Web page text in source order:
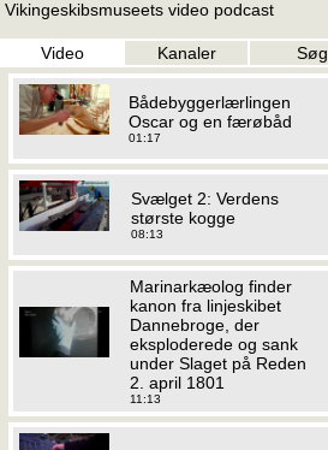
Vikingeskibsmuseets video podcast
Video Kanaler Søg
Bådebyggerlærlingen
Oscar og en færøbåd
01:17
Svælget 2: Verdens
største kogge
08:13
Marinarkæolog finder
kanon fra linjeskibet
Dannebroge, der
eksploderede og sank
under Slaget på Reden
2. april 1801
11:13